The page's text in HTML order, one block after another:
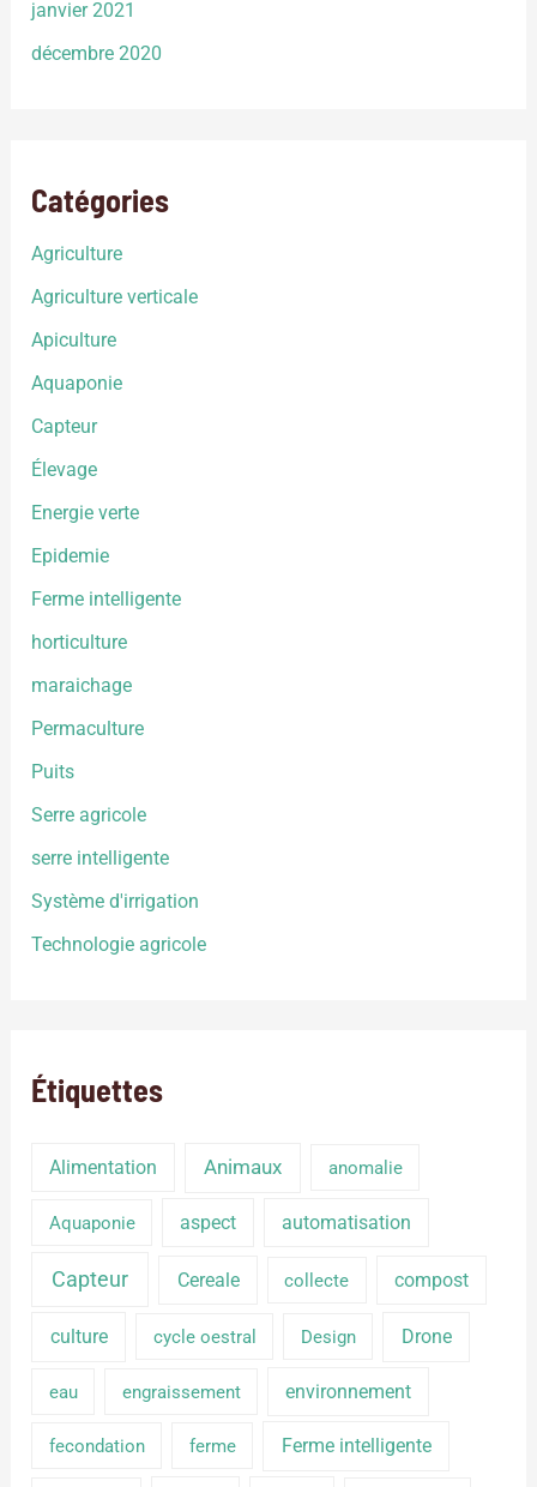
janvier 2021
décembre 2020
Catégories
Agriculture
Agriculture verticale
Apiculture
Aquaponie
Capteur
Élevage
Energie verte
Epidemie
Ferme intelligente
horticulture
maraichage
Permaculture
Puits
Serre agricole
serre intelligente
Système d'irrigation
Technologie agricole
Étiquettes
Alimentation Animaux anomalie
Aquaponie aspect automatisation
Capteur Cereale collecte compost
culture cycle oestral Design Drone
eau engraissement environnement
fecondation ferme Ferme intelligente